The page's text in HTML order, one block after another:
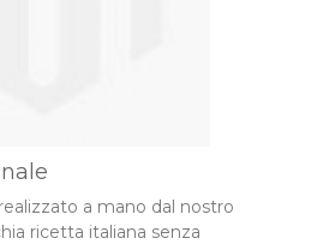
a mano dal nostro
ricetta italiana senza